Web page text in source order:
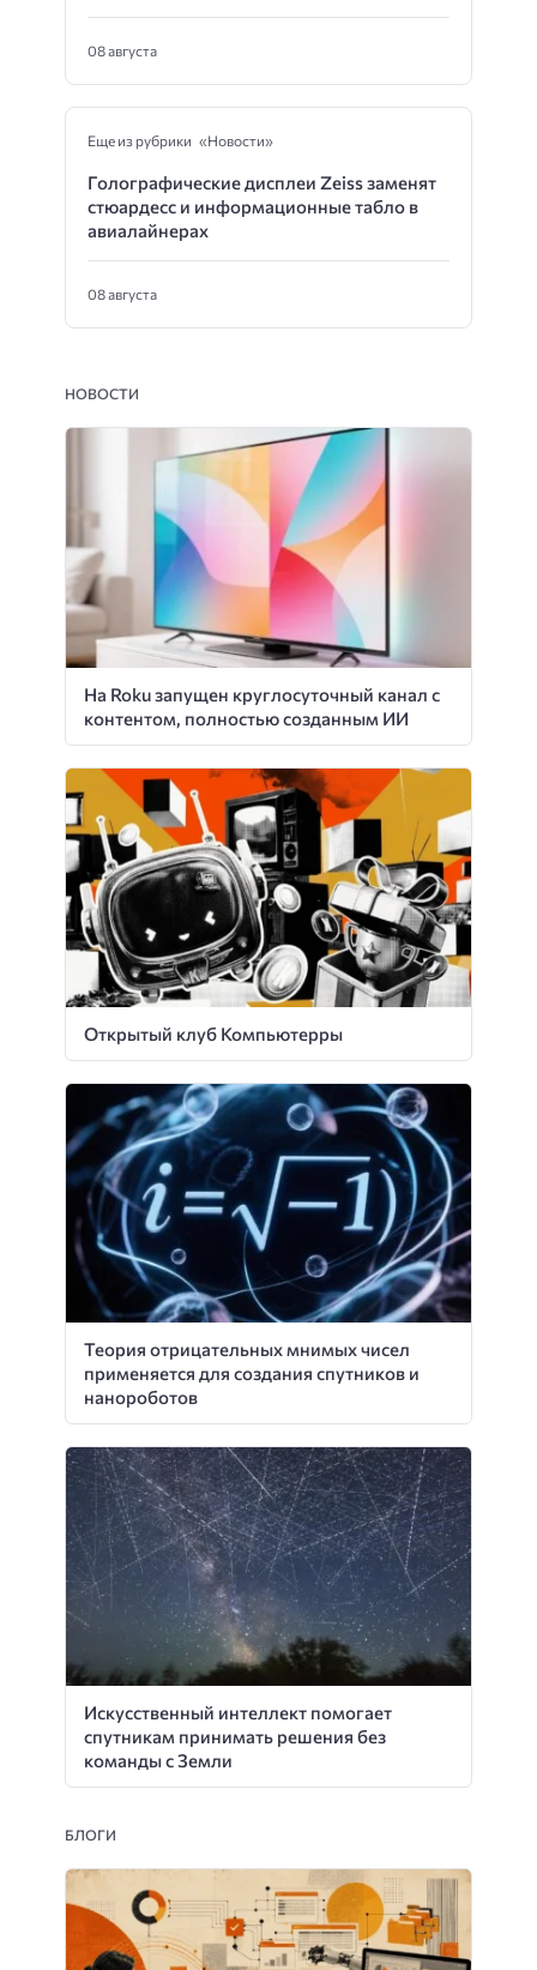
08 августа
Еще из рубрики «Новости»
Голографические дисплеи Zeiss заменят
стюардесс и информационные табло в
авиалайнерах
08 августа
НОВОСТИ
На Roku запущен круглосуточный канал с
контентом, полностью созданным ИИ
Открытый клуб Компьютерры
Теория отрицательных мнимых чисел
применяется для создания спутников и
нанороботов
Искусственный интеллект помогает
спутникам принимать решения без
команды с Земли
БЛОГИ